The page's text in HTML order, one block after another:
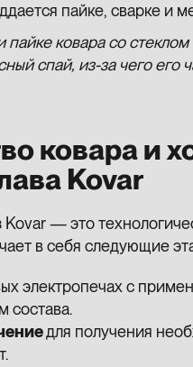
пайке, сварке и
пайке ковара со
спай, из-за чего
ковара и
Kovar
Kovar — это
в себя следующие
электропечах с
состава.
для получения